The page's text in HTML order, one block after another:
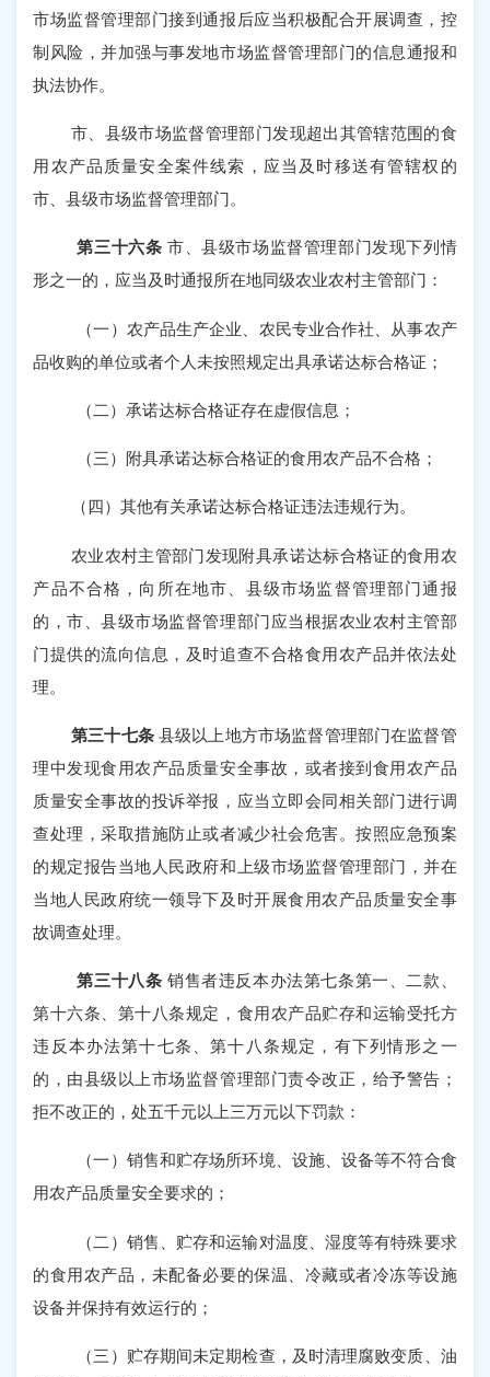
市场监督管理部门接到通报后应当积极配合开展调查，控
制风险，并加强与事发地市场监督管理部门的信息通报和
执法协作。
市、县级市场监督管理部门发现超出其管辖范围的食
用农产品质量安全案件线索，应当及时移送有管辖权的
市、县级市场监督管理部门。
第三十六条 市、县级市场监督管理部门发现下列情
形之一的，应当及时通报所在地同级农业农村主管部门：
（一）农产品生产企业、农民专业合作社、从事农产
品收购的单位或者个人未按照规定出具承诺达标合格证；
（二）承诺达标合格证存在虚假信息；
（三）附具承诺达标合格证的食用农产品不合格；
（四）其他有关承诺达标合格证违法违规行为。
农业农村主管部门发现附具承诺达标合格证的食用农
产品不合格，向所在地市、县级市场监督管理部门通报
的，市、县级市场监督管理部门应当根据农业农村主管部
门提供的流向信息，及时追查不合格食用农产品并依法处
理。
第三十七条 县级以上地方市场监督管理部门在监督管
理中发现食用农产品质量安全事故，或者接到食用农产品
质量安全事故的投诉举报，应当立即会同相关部门进行调
查处理，采取措施防止或者减少社会危害。按照应急预案
的规定报告当地人民政府和上级市场监督管理部门，并在
当地人民政府统一领导下及时开展食用农产品质量安全事
故调查处理。
第三十八条 销售者违反本办法第七条第一、二款、
第十六条、第十八条规定，食用农产品贮存和运输受托方
违反本办法第十七条、第十八条规定，有下列情形之一
的，由县级以上市场监督管理部门责令改正，给予警告；
拒不改正的，处五千元以上三万元以下罚款：
（一）销售和贮存场所环境、设施、设备等不符合食
用农产品质量安全要求的；
（二）销售、贮存和运输对温度、湿度等有特殊要求
的食用农产品，未配备必要的保温、冷藏或者冷冻等设施
设备并保持有效运行的；
（三）贮存期间未定期检查，及时清理腐败变质、油